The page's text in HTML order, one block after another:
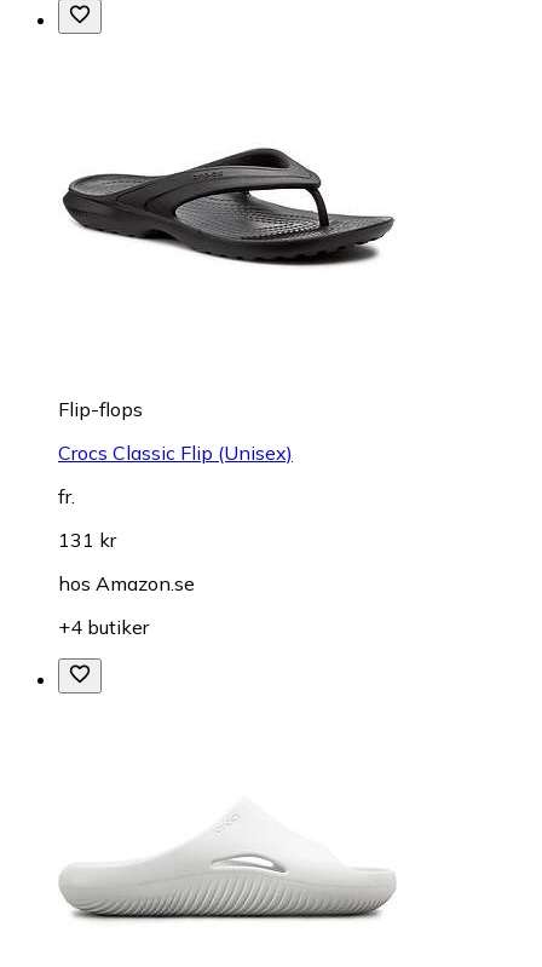
Flip-flops
Crocs Classic Flip (Unisex)
fr.
131 kr
hos Amazon.se
+4 butiker